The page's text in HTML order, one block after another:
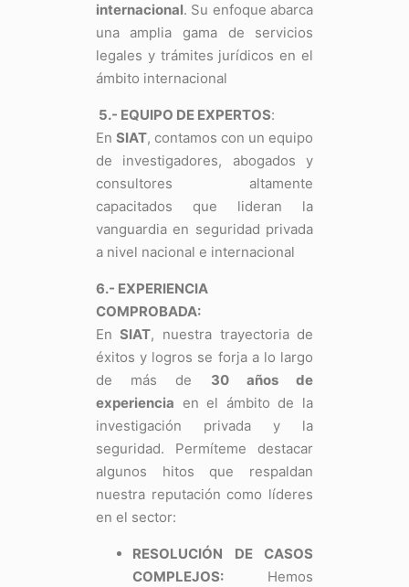
internacional. Su enfoque abarca
una amplia gama de servicios
legales y trámites jurídicos en el
ámbito internacional
5.- EQUIPO DE EXPERTOS:
En SIAT, contamos con un equipo
de investigadores, abogados y
consultores altamente
capacitados que lideran la
vanguardia en seguridad privada
a nivel nacional e internacional
6.- EXPERIENCIA
COMPROBADA:
EnSIAT, nuestra trayectoria de
éxitos y logros se forja a lo largo
de más de 30 años de
experiencia en el ámbito de la
investigación privada y la
seguridad. Permíteme destacar
algunos hitos que respaldan
nuestra reputación como líderes
en el sector:
RESOLUCIÓN DE CASOS
COMPLEJOS:Hemos